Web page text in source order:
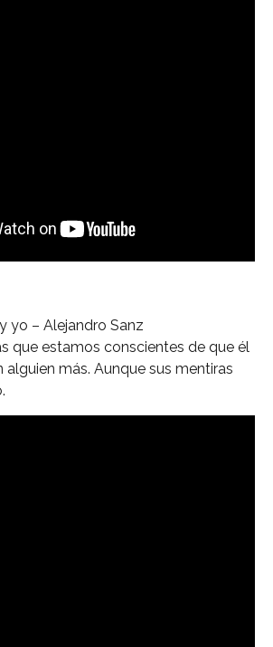
yo – Alejandro Sanz
que estamos conscientes de que él
más. Aunque sus mentiras